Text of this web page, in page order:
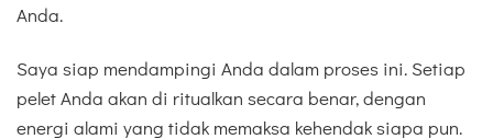
Anda.
Saya siap mendampingi Anda dalam proses ini. Setiap
pelet Anda akan di ritualkan secara benar, dengan
energi alami yang tidak memaksa kehendak siapa pun.